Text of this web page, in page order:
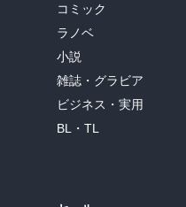
コミック
ラノベ
小説
雑誌・グラビア
ビジネス・実用
BL・TL